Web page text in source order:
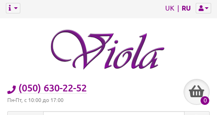
UK RU
(050) 630-22-52
Пн-Пт, с 10:00 до 17:00 0